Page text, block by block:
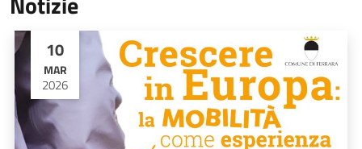
10
MAR
2026